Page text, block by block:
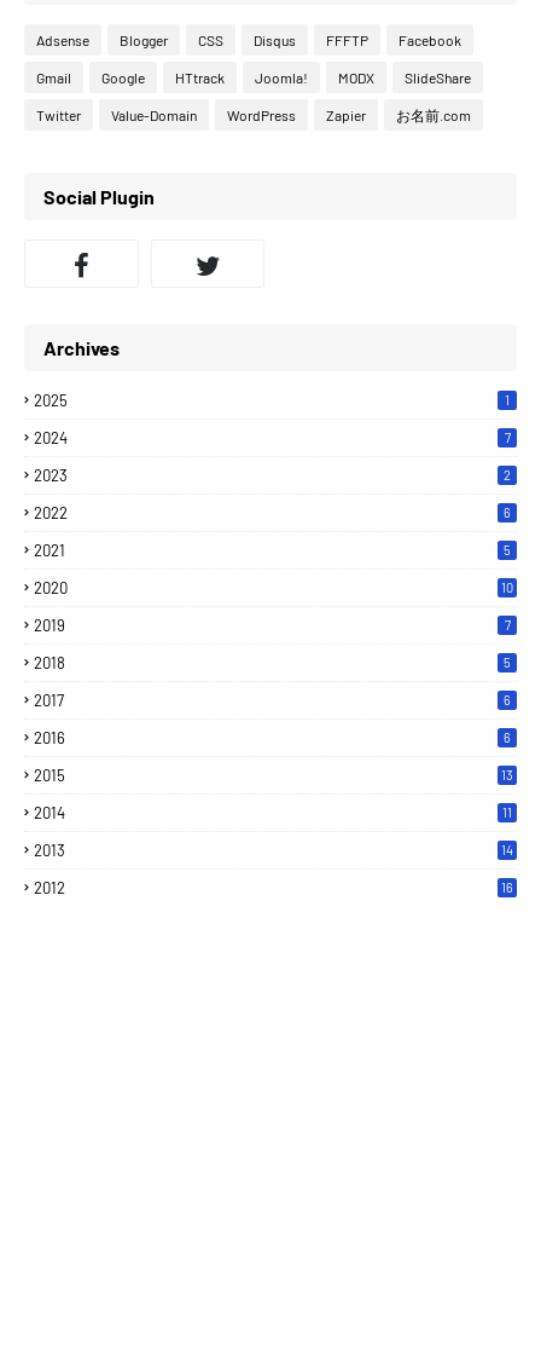
Adsense Blogger CSS Disqus FFFTP Facebook
Gmail Google HTtrack Joomla! MODX SlideShare
Twitter Value-Domain WordPress Zapier お名前.com
Social Plugin
Archives
2025 1
2024 7
2023 2
2022 6
2021 5
2020 10
2019 7
2018 5
2017 6
2016 6
2015 13
2014 11
2013 14
2012 16